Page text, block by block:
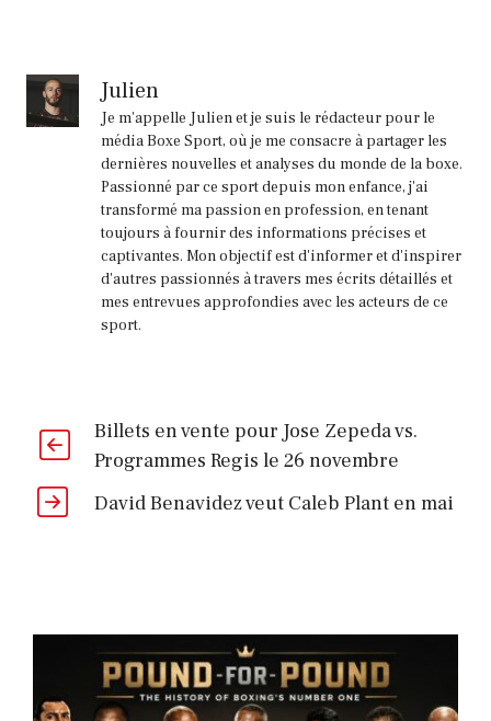
Julien
Je m'appelle Julien et je suis le rédacteur pour le
média Boxe Sport, où je me consacre à partager les
dernières nouvelles et analyses du monde de la boxe.
Passionné par ce sport depuis mon enfance, j'ai
transformé ma passion en profession, en tenant
toujours à fournir des informations précises et
captivantes. Mon objectif est d'informer et d'inspirer
d'autres passionnés à travers mes écrits détaillés et
mes entrevues approfondies avec les acteurs de ce
sport.
Billets en vente pour Jose Zepeda vs.
Programmes Regis le 26 novembre
David Benavidez veut Caleb Plant en mai